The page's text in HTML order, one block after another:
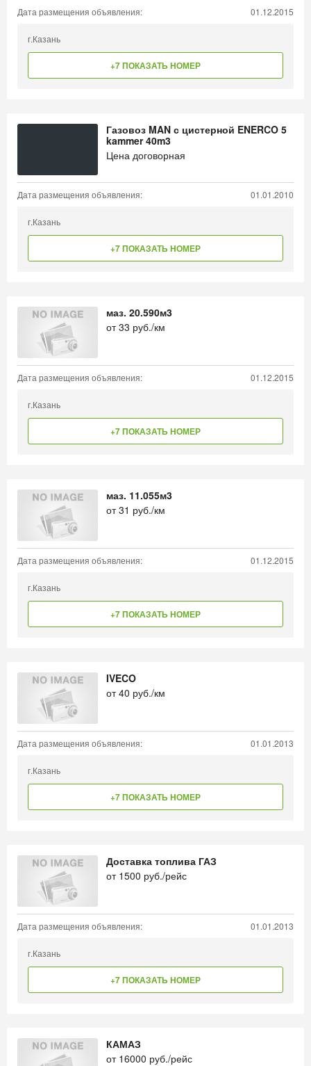
Дата размещения объявления: 01.12.2015
г.Казань
+7 ПОКАЗАТЬ НОМЕР
Газовоз MAN с цистерной ENERCO 5
kammer 40m3
Цена договорная
Дата размещения объявления: 01.01.2010
г.Казань
+7 ПОКАЗАТЬ НОМЕР
маз. 20.590м3
от33 руб./км
Дата размещения объявления: 01.12.2015
г.Казань
+7 ПОКАЗАТЬ НОМЕР
маз. 11.055м3
от31 руб./км
Дата размещения объявления: 01.12.2015
г.Казань
+7 ПОКАЗАТЬ НОМЕР
IVECO
от40 руб./км
Дата размещения объявления: 01.01.2013
г.Казань
+7 ПОКАЗАТЬ НОМЕР
Доставка топлива ГАЗ
от 1500 руб./рейс
Дата размещения объявления: 01.01.2013
г.Казань
+7 ПОКАЗАТЬ НОМЕР
КАМАЗ
от 16000 руб./рейс